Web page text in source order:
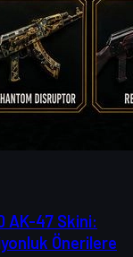
AK-47 Skini:
Önerilere